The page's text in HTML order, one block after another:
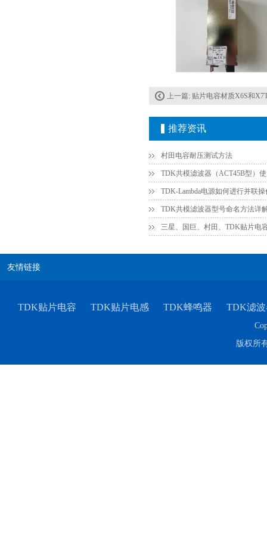
上一篇: 贴片电容材质X6S和
推荐资讯
村田电容耐压测试方法
TDK共模滤波器（ACT45B型）
TDK共模滤波器型号命名方法详
三星、国巨、村田、TDK贴片电
友情链接
TDK贴片电容 TDK贴片电感 TDK蜂鸣器 TDK滤
版权所